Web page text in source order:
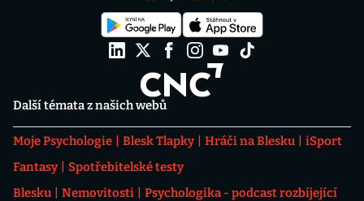
Další témata z našich webů
Moje Psychologie Blesk Tlapky Hráči na Blesku
iSport
Fantasy
Spotřebitelské testy
Blesku
Nemovitosti
Psychologika - podcast rozbíjející